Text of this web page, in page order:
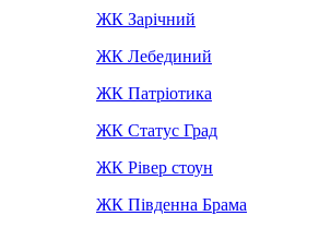
ЖК Зарічний
ЖК Лебединий
ЖК Патріотика
ЖК Статус Град
ЖК Рівер стоун
ЖК Південна Брама